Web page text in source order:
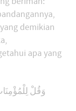
demikian
apa yang
وَقُلْ